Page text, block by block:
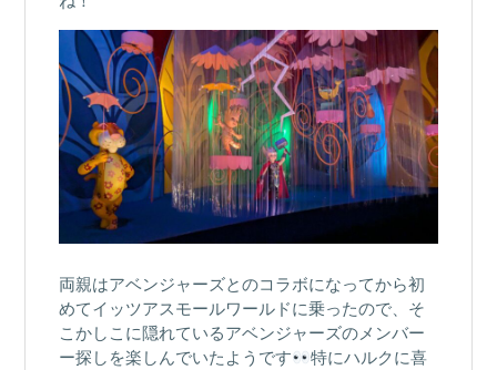
両親はアベンジャーズとのコラボになってから初
めてイッツアスモールワールドに乗ったので、そ
こかしこに隠れているアベンジャーズのメンバー
ー探しを楽しんでいたようです
特にハルクに喜